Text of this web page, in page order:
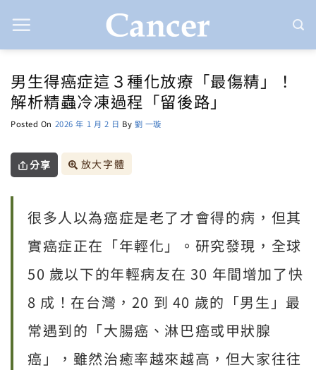
to
男生得癌症這３種化放療「最傷精」！
解析精蟲冷凍過程「留後路」
Posted On 2026 年 1 月 2 日 By 劉 一璇
分享 放大字體
很多人以為癌症是老了才會得的病，但其
實癌症正在「年輕化」。研究發現，全球
50 歲以下的年輕病友在 30 年間增加了快
8 成！在台灣，20 到 40 歲的「男生」最
常遇到的「大腸癌、淋巴癌或甲狀腺
癌」，雖然治癒率越來越高，但大家往往